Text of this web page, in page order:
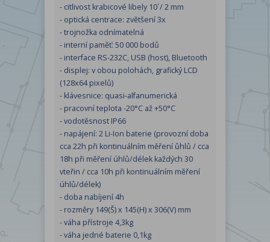
- citlivost krabicové libely 10´/ 2 mm
- optická centrace: zvětšení 3x
- trojnožka odnímatelná
- interní paměť: 50 000 bodů
- interface RS-232C, USB (host), Bluetooth
- displej: v obou polohách, grafický LCD
(128x64 pixelů)
- klávesnice: quasi-alfanumerická
- pracovní teplota -20°C až +50°C
- vodotěsnost IP66
- napájení: 2 Li-Ion baterie (provozní doba
cca 22h při kontinuálním měření ůhlů / cca
18h při měření úhlů/délek každých 30
vteřin / cca 10h při kontinuálním měření
úhlů/délek)
- doba nabíjení 4h
- rozměry 149(Š) x 145(H) x 306(V) mm
- váha přístroje 4,3kg
- váha jedné baterie 0,1kg